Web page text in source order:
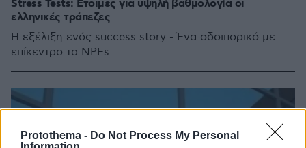
Protothema - Do Not Process My Personal
Stress Tests: Eτοιμες για υψηλή βαθμολογία οι
ελληνικές τράπεζες
Η εξέλιξη ενός success story - Ένα οδοιπορικό με
επίκεντρο τα NPEs